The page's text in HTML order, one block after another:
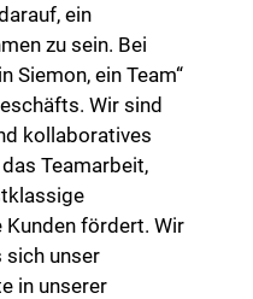
ein
zu sein. Bei
Siemon, ein Team“
Wir sind
kollaboratives
Teamarbeit,
Kunden fördert. Wir
sich unser
in unserer